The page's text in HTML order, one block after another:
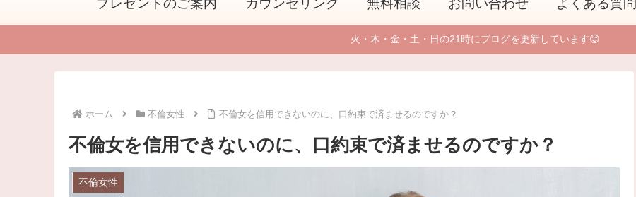
プレゼントのご案内 カウンセリング 無料相談 お問い合わせ よくある質問
火・木・金・土・日の21時にブログを更新しています😊
ホーム 不倫女性 不倫女を信用できないのに、口約束で済ませるのですか？
不倫女を信用できないのに、口約束で済ませるのですか？
不倫女性